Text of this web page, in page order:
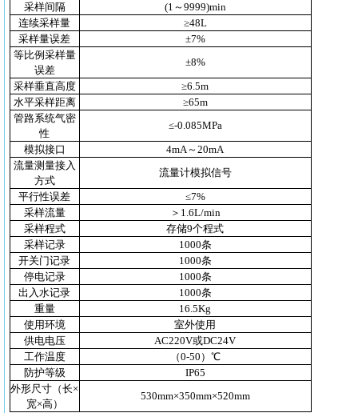
采样间隔
(1～9999)min
连续采样量
≥48L
采样量误差
±7%
等比例采样量
误差
±8%
采样垂直高度
≥6.5m
水平采样距离
≥65m
管路系统气密
性
≤-0.085MPa
模拟接口
4mA～20mA
流量测量接入
方式
流量计模拟信号
平行性误差
≤7%
采样流量
＞1.6L/min
采样程式
存储9个程式
采样记录
1000条
开关门记录
1000条
停电记录
1000条
出入水记录
1000条
重量
16.5Kg
使用环境
室外使用
供电电压
AC220V或DC24V
工作温度
（0-50）℃
防护等级
IP65
外形尺寸（长×
宽×高）
530mm×350mm×520mm